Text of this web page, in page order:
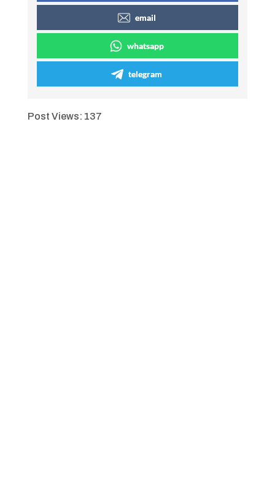
email
whatsapp
telegram
Post Views: 137